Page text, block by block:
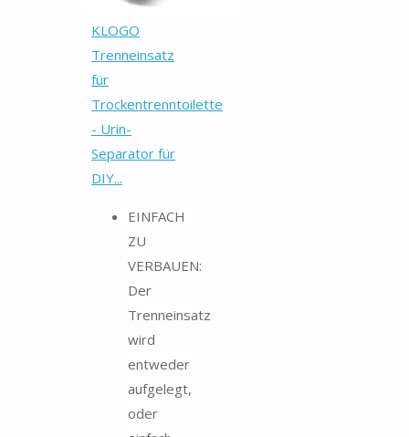
KLOGO
Trenneinsatz
für
Trockentrenntoilette
- Urin-
Separator für
DIY...
EINFACH
ZU
VERBAUEN:
Der
Trenneinsatz
wird
entweder
aufgelegt,
oder